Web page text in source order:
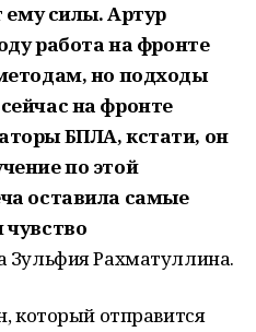
ему силы. Артур
работа на фронте
но подходы
на фронте
БПЛА, кстати, он
по этой
оставила самые
чувство
Зульфия Рахматуллина.
который отправится